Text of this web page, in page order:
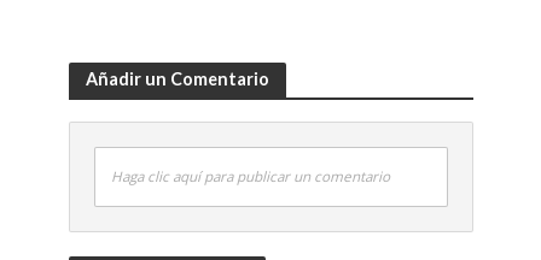
Añadir un Comentario
Haga clic aquí para publicar un comentario